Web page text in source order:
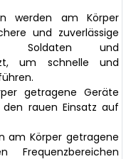
werden am Körper
und zuverlässige
Soldaten und
um schnelle und
getragene Geräte
rauen Einsatz auf
am Körper getragene
Frequenzbereichen